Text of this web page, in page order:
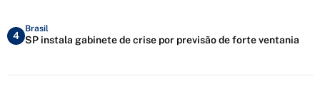
4
Brasil
SP instala gabinete de crise por previsão de forte ventania